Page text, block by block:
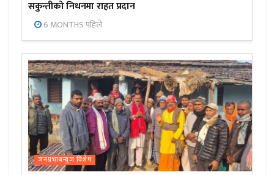
सकुन्तीको निधनमा राहत प्रदान
6 MONTHS पहिले
जनप्रभाबन्युज विशेष